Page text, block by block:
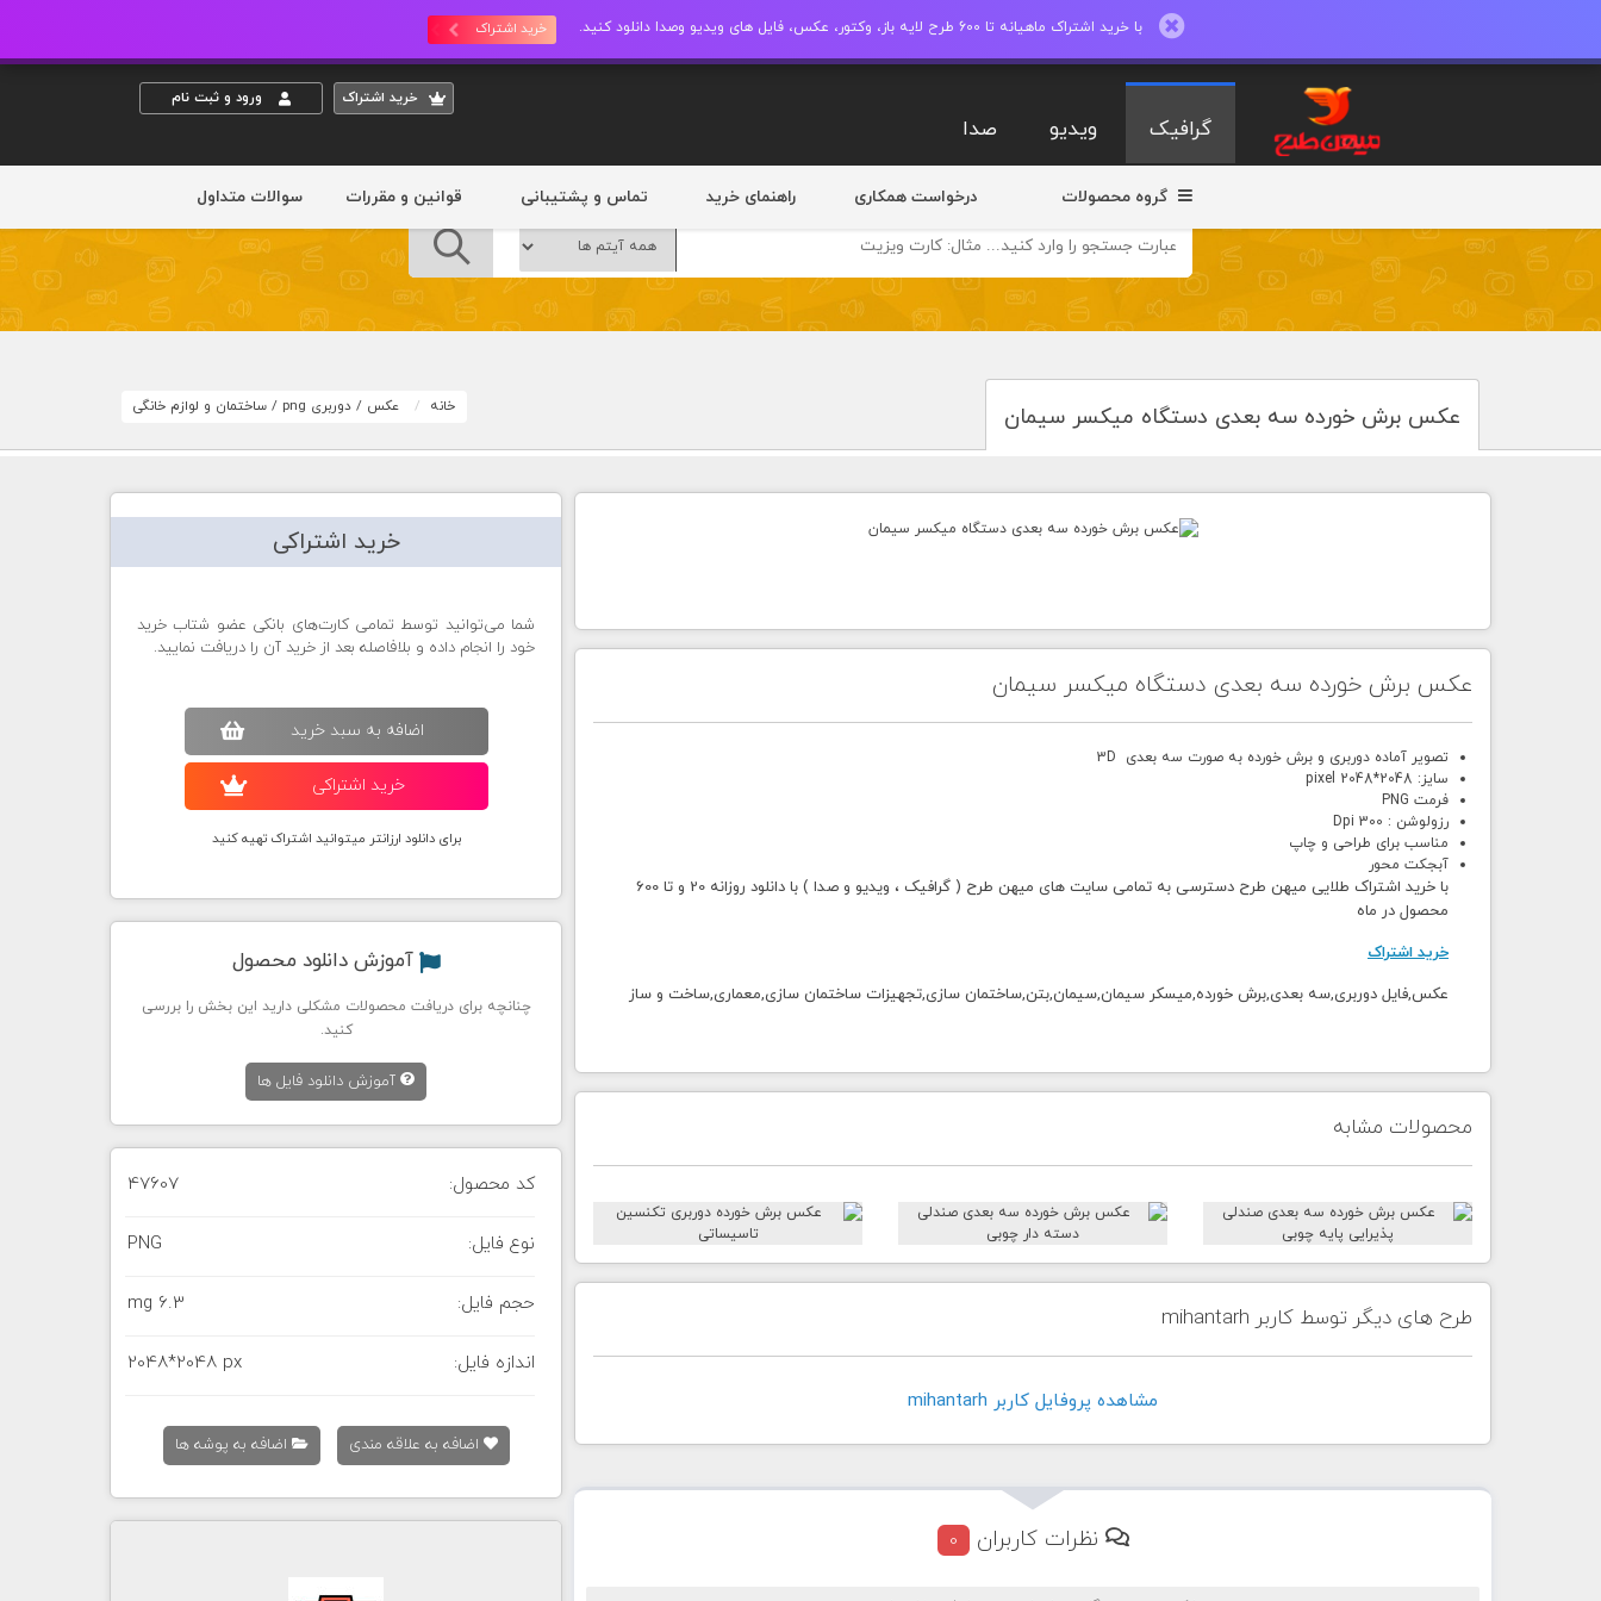
با خرید اشتراک ماهیانه تا 600 طرح لایه باز، وکتور، عکس، فایل های ویدیو وصدا دانلود کنید. خرید اشتراک
خريد اشتراک ورود و ثبت نام
گرافیک ویدیو صدا
گروه محصولات درخواست همکاری راهنمای خرید تماس و پشتیبانی قوانین و مقررات سوالات متداول
عکس برش خورده سه بعدی دستگاه میکسر سیمان خانه عکس / دوربری png / ساختمان و لوازم خانگی
عکس برش خورده سه بعدی دستگاه میکسر سیمان
تصویر آماده دوربری و برش خورده به صورت سه بعدی 3D
سایز: 2048*2048 pixel
فرمت PNG
رزولوشن : 300 Dpi
مناسب برای طراحی و چاپ
آبجکت محور
با خرید اشتراک طلایی میهن طرح دسترسی به تمامی سایت های میهن طرح ( گرافیک ، ویدیو و صدا ) با دانلود روزانه 20 و تا 600
محصول در ماه
خرید اشتراک
عکس,فایل دوربری,سه بعدی,برش خورده,میسکر سیمان,سیمان,بتن,ساختمان سازی,تجهیزات ساختمان سازی,معماری,ساخت و ساز
محصولات مشابه
طرح های دیگر توسط کاربر mihantarh
مشاهده پروفايل کاربر mihantarh
نظرات کاربران 0
خرید اشتراکی
شما می‌توانید توسط تمامی کارت‌های بانکی عضو شتاب خرید
خود را انجام داده و بلافاصله بعد از خرید آن را دریافت نمایید.
اضافه به سبد خريد
خريد اشتراکی
برای دانلود ارزانتر میتوانید اشتراک تهیه کنید
آموزش دانلود محصول
چنانچه برای دریافت محصولات مشکلی دارید این بخش را بررسی
کنید.
آموزش دانلود فایل ها
کد محصول: 47607
نوع فایل: PNG
حجم فایل: 6.3 mg
اندازه فایل: 2048*2048 px
اضافه به علاقه مندی اضافه به پوشه ها